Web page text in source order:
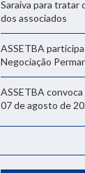
Saraiva para tratar
dos associados
ASSETBA
Negociação
ASSETBA
07 de agosto de